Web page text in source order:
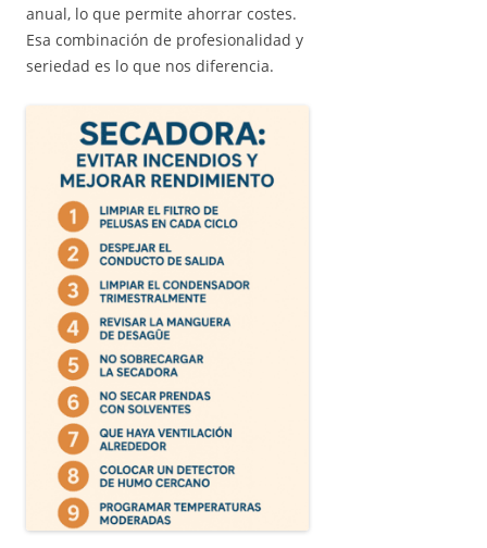
anual, lo que permite ahorrar costes.
Esa combinación de profesionalidad y
seriedad es lo que nos diferencia.